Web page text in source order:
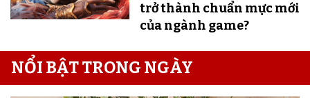
trở thành chuẩn mực mới
của ngành game?
NỔI BẬT TRONG NGÀY